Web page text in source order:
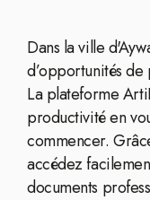
Dans la ville
d’opportunités
La plateforme
productivité en
commencer.
accédez
documents